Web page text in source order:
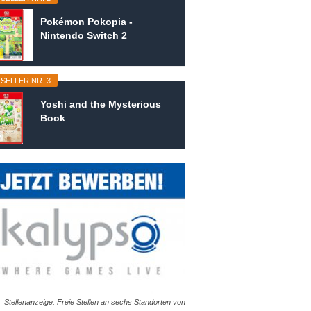
Pokémon Pokopia -
Nintendo Switch 2
NR. 3
Yoshi and the Mysterious
Book
Stellenanzeige: Freie Stellen an sechs Standorten von